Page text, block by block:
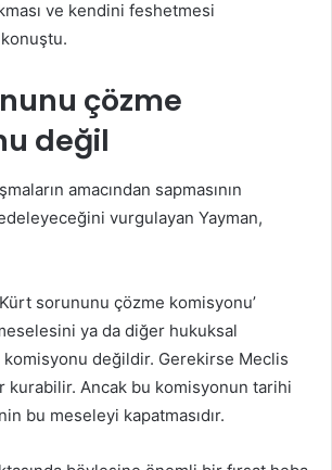
ve kendini feshetmesi
çözme
değil
amacından sapmasının
vurgulayan Yayman,
sorununu çözme komisyonu’
ya da diğer hukuksal
değildir. Gerekirse Meclis
kurabilir. Ancak bu komisyonun tarihi
bu meseleyi kapatmasıdır.